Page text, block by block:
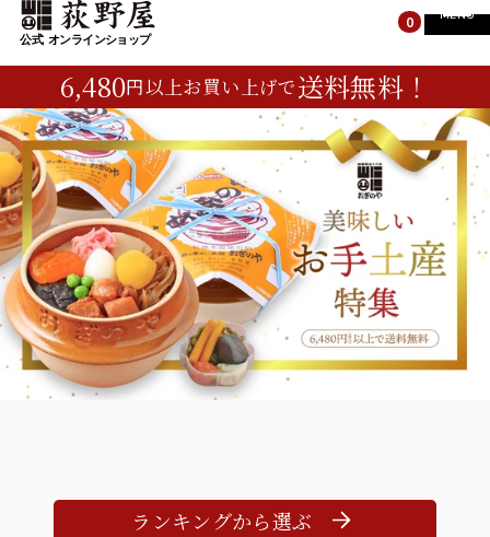
6,480円以上お買い上げで送料無料！
TOP
すべての商品
峠の釜めし
荻野屋のギフト
峠のそば・カレー
お菓子・ご飯のお供
0 MENU
TOP
すべての商品
峠の釜めし
荻野屋のギフト
峠のそば・カレー
ランキングから選ぶ